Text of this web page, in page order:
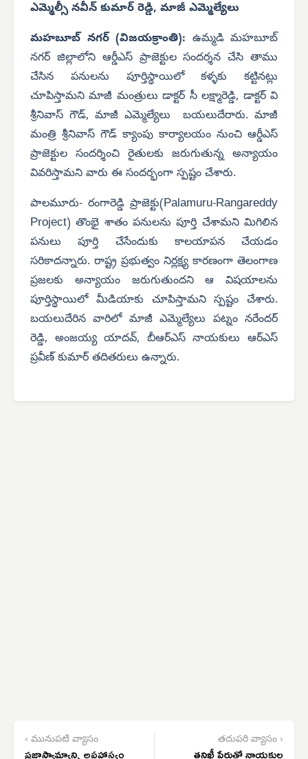
ఎమ్మెల్సీ నవీన్ కుమార్ రెడ్డి, మాజీ ఎమ్మెల్యేలు
మహబూబ్ నగర్ (విజయక్రాంతి): ఉమ్మడి మహబూబ్
నగర్ జిల్లాలోని ఆర్డీఎస్ ప్రాజెక్టుల సందర్శన చేసి తాము
చేసిన పనులను పూర్తిస్థాయిలో కళ్ళకు కట్టినట్లు
చూపిస్తామని మాజీ మంత్రులు డాక్టర్ సీ లక్ష్మారెడ్డి, డాక్టర్ వి
శ్రీనివాస్ గౌడ్, మాజీ ఎమ్మెల్యేలు బయలుదేరారు. మాజీ
మంత్రి శ్రీనివాస్ గౌడ్ క్యాంపు కార్యాలయం నుంచి ఆర్డీఎస్
ప్రాజెక్టుల సందర్శించి రైతులకు జరుగుతున్న అన్యాయం
వివరిస్తామని వారు ఈ సందర్భంగా స్పష్టం చేశారు.
పాలమూరు- రంగారెడ్డి ప్రాజెక్టు(Palamuru-Rangareddy
Project) తొంభై శాతం పనులను పూర్తి చేశామని మిగిలిన
పనులు పూర్తి చేసేందుకు కాలయాపన చేయడం
సరికాదన్నారు. రాష్ట్ర ప్రభుత్వం నిర్లక్ష్య కారణంగా తెలంగాణ
ప్రజలకు అన్యాయం జరుగుతుందని ఆ విషయాలను
పూర్తిస్థాయిలో మీడియాకు చూపిస్తామని స్పష్టం చేశారు.
బయలుదేరిన వారిలో మాజీ ఎమ్మెల్యేలు పట్నం నరేందర్
రెడ్డి, అంజయ్య యాదవ్, బీఆర్ఎస్ నాయకులు ఆర్ఎస్
ప్రవీణ్ కుమార్ తదితరులు ఉన్నారు.
‹ మునుపటి వ్యాసం
ప్రజాస్వామ్యాన్ని అపహాస్యం
తదుపరి వ్యాసం ›
తనిఖీ పేరుతో నాయకుల